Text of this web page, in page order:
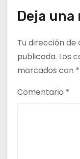
t
a
d
a
Deja
Tu dirección
publicada. Los
marcados con *
Comentario *